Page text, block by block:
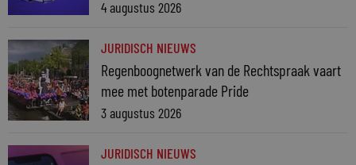
4 augustus 2026
JURIDISCH NIEUWS
Regenboognetwerk van de Rechtspraak vaart
mee met botenparade Pride
3 augustus 2026
JURIDISCH NIEUWS